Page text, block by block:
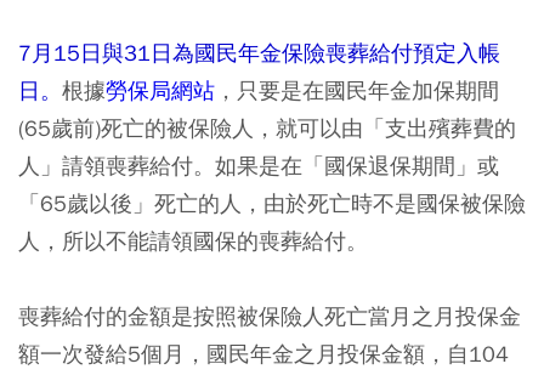
7月15日與31日為國民年金保險喪葬給付預定入帳
日。 根據勞保局網站 ，只要是在國民年金加保期間
(65歲前)死亡的被保險人，就可以由「支出殯葬費的
人」請領喪葬給付。如果是在「國保退保期間」或
「65歲以後」死亡的人，由於死亡時不是國保被保險
人，所以不能請領國保的喪葬給付。
喪葬給付的金額是按照被保險人死亡當月之月投保金
額一次發給5個月，國民年金之月投保金額，自104